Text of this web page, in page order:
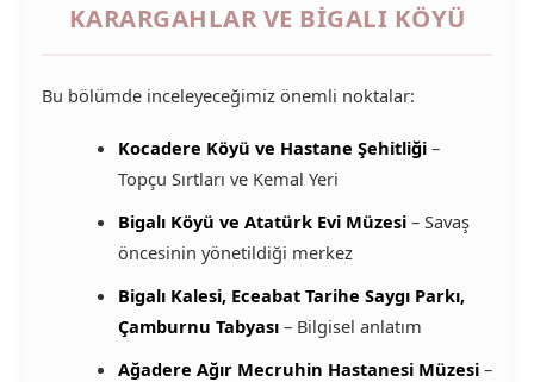
KARARGAHLAR VE BIGALI KÖYÜ
Bu bölümde inceleyeceğimiz önemli noktalar:
Kocadere Köyü ve Hastane Şehitliği–
Topçu Sırtları ve Kemal Yeri
Bigalı Köyü ve Atatürk Evi Müzesi– Savaş
öncesinin yönetildiği merkez
Bigalı Kalesi, Eceabat Tarihe Saygı Parkı,
Çamburnu Tabyası– Bilgisel anlatım
Ağadere Ağır Mecruhin Hastanesi Müzesi–